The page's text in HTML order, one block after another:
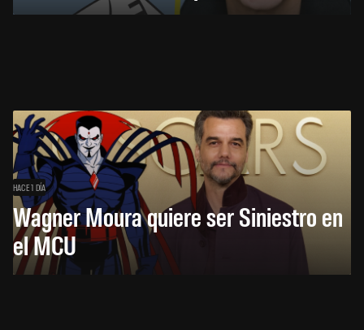
HACE 1 DÍA
Wagner Moura quiere ser Siniestro en
el MCU